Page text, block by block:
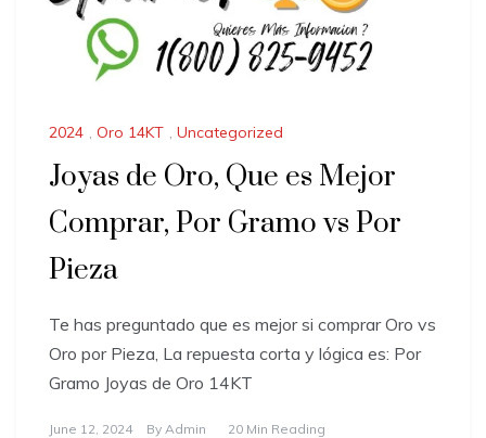
2024 , Oro 14KT , Uncategorized
Joyas de Oro, Que es Mejor
Comprar, Por Gramo vs Por
Pieza
Te has preguntado que es mejor si comprar Oro vs
Oro por Pieza, La repuesta corta y lógica es: Por
Gramo Joyas de Oro 14KT
June 12, 2024 By Admin 20 Min Reading